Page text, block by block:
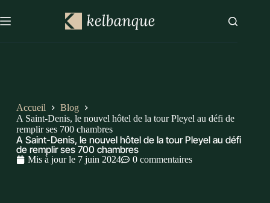
Accueil
Blog
A Saint-Denis, le nouvel hôtel de la tour Pleyel au défi de
remplir ses 700 chambres
A Saint-Denis, le nouvel hôtel de la tour Pleyel au défi
de remplir ses 700 chambres
Mis à jour le 7 juin 2024 0 commentaires